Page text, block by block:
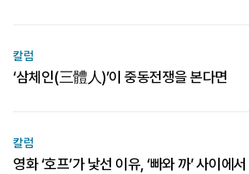
칼럼
‘삼체인(三體人)’이 중동전쟁을 본다면
칼럼
영화 ‘호프’가 낯선 이유, ‘빠와 까’ 사이에서